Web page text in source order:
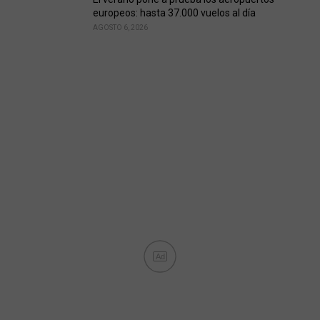
europeos: hasta 37.000 vuelos al día
AGOSTO 6, 2026
Ad